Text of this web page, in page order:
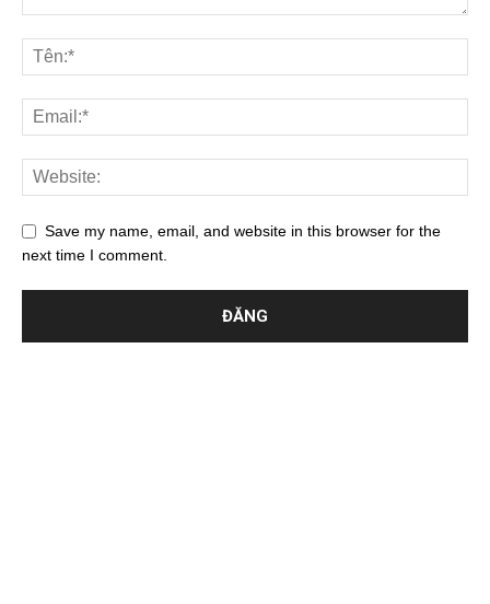
Save my name, email, and website in this browser for the
next time I comment.